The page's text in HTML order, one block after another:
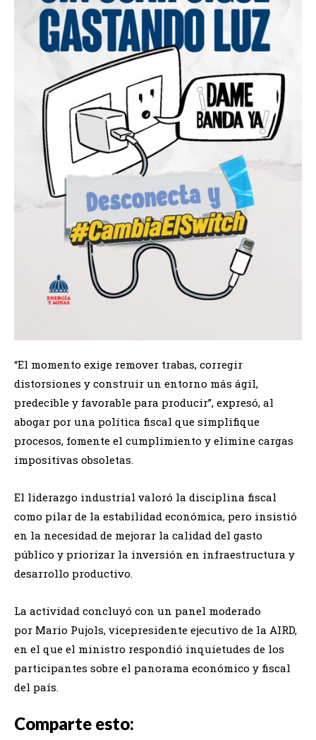
“El momento exige remover trabas, corregir
distorsiones y construir un entorno más ágil,
predecible y favorable para producir”, expresó, al
abogar por una política fiscal que simplifique
procesos, fomente el cumplimiento y elimine cargas
impositivas obsoletas.
El liderazgo industrial valoró la disciplina fiscal
como pilar de la estabilidad económica, pero insistió
en la necesidad de mejorar la calidad del gasto
público y priorizar la inversión en infraestructura y
desarrollo productivo.
La actividad concluyó con un panel moderado
por Mario Pujols, vicepresidente ejecutivo de la AIRD,
en el que el ministro respondió inquietudes de los
participantes sobre el panorama económico y fiscal
del país.
Comparte esto: